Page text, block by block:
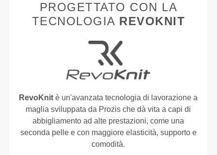
PROGETTATO CON LA
TECNOLOGIA REVOKNIT
RevoKnit è un'avanzata tecnologia di lavorazione a
maglia sviluppata da Prozis che dà vita a capi di
abbigliamento ad alte prestazioni, come una
seconda pelle e con maggiore elasticità, supporto e
comodità.